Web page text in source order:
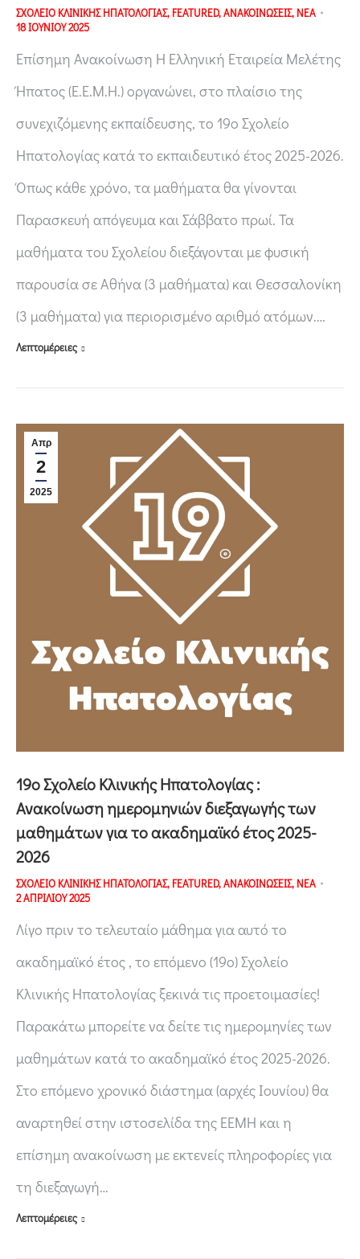
ΣΧΟΛΕΙΟ ΚΛΙΝΙΚΗΣ ΗΠΑΤΟΛΟΓΙΑΣ, FEATURED,ΑΝΑΚΟΙΝΩΣΕΙΣ, ΝΕΑ
18 ΙΟΥΝΙΟΥ 2025
Επίσημη Ανακοίνωση H Ελληνική Εταιρεία Μελέτης
Ήπατος (Ε.Ε.Μ.Η.) οργανώνει, στο πλαίσιο της
συνεχιζόμενης εκπαίδευσης, το 19ο Σχολείο
Ηπατολογίας κατά το εκπαιδευτικό έτος 2025-2026.
Όπως κάθε χρόνο, τα μαθήματα θα γίνονται
Παρασκευή απόγευμα και Σάββατο πρωί. Τα
μαθήματα του Σχολείου διεξάγονται με φυσική
παρουσία σε Αθήνα (3 μαθήματα) και Θεσσαλονίκη
(3 μαθήματα) για περιορισμένο αριθμό ατόμων.…
Λεπτομέρειες
Απρ
2
2025
19ο Σχολείο Κλινικής Ηπατολογίας :
Ανακοίνωση ημερομηνιών διεξαγωγής των
μαθημάτων για το ακαδημαϊκό έτος 2025-
2026
ΣΧΟΛΕΙΟ ΚΛΙΝΙΚΗΣ ΗΠΑΤΟΛΟΓΙΑΣ, FEATURED,ΑΝΑΚΟΙΝΩΣΕΙΣ, ΝΕΑ
2 ΑΠΡΙΛΙΟΥ 2025
Λίγο πριν το τελευταίο μάθημα για αυτό το
ακαδημαϊκό έτος , το επόμενο (19ο) Σχολείο
Κλινικής Ηπατολογίας ξεκινά τις προετοιμασίες!
Παρακάτω μπορείτε να δείτε τις ημερομηνίες των
μαθημάτων κατά το ακαδημαϊκό έτος 2025-2026.
Στο επόμενο χρονικό διάστημα (αρχές Ιουνίου) θα
αναρτηθεί στην ιστοσελίδα της ΕΕΜΗ και η
επίσημη ανακοίνωση με εκτενείς πληροφορίες για
τη διεξαγωγή…
Λεπτομέρειες